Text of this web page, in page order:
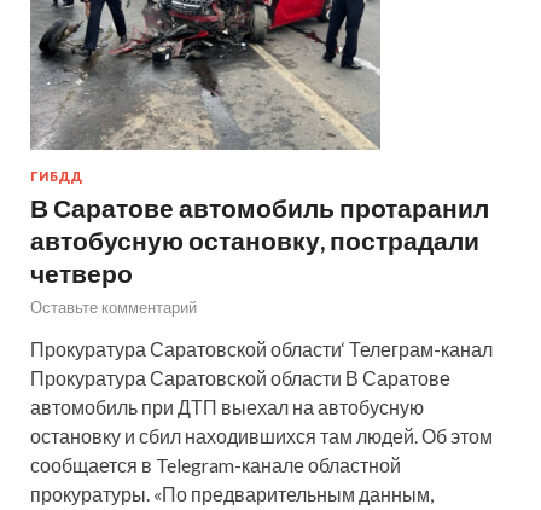
ГИБДД
В Саратове автомобиль протаранил
автобусную остановку, пострадали
четверо
Оставьте комментарий
Прокуратура Саратовской области‘ Телеграм-канал
Прокуратура Саратовской области В Саратове
автомобиль при ДТП выехал на автобусную
остановку и сбил находившихся там людей. Об этом
сообщается в Telegram-канале областной
прокуратуры. «По предварительным данным,